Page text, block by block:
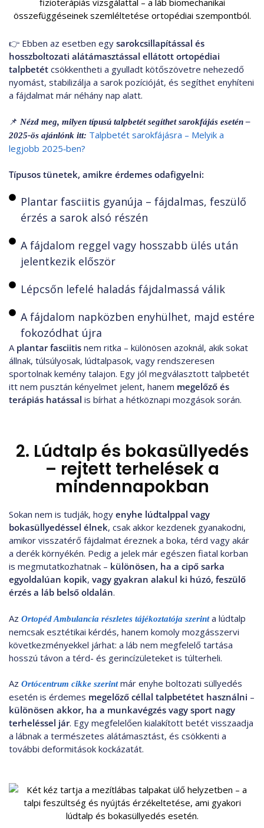
👉 Ebben az esetben egy sarokcsillapítással és
hosszboltozati alátámasztással ellátott ortopédiai
talpbetét csökkentheti a gyulladt kötőszövetre nehezedő
nyomást, stabilizálja a sarok pozícióját, és segíthet enyhíteni
a fájdalmat már néhány nap alatt.
📌 Nézd meg, milyen típusú talpbetét segíthet sarokfájás esetén –
2025-ös ajánlónk itt: Talpbetét sarokfájásra – Melyik a
legjobb 2025‑ben?
Típusos tünetek, amikre érdemes odafigyelni:
Plantar fasciitis gyanúja – fájdalmas, feszülő
érzés a sarok alsó részén
A fájdalom reggel vagy hosszabb ülés után
jelentkezik először
Lépcsőn lefelé haladás fájdalmassá válik
A fájdalom napközben enyhülhet, majd estére
fokozódhat újra
A plantar fasciitis nem ritka – különösen azoknál, akik sokat
állnak, túlsúlyosak, lúdtalpasok, vagy rendszeresen
sportolnak kemény talajon. Egy jól megválasztott talpbetét
itt nem pusztán kényelmet jelent, hanem megelőző és
terápiás hatással is bírhat a hétköznapi mozgások során.
2. Lúdtalp és bokasüllyedés
– rejtett terhelések a
mindennapokban
Sokan nem is tudják, hogy enyhe lúdtalppal vagy
bokasüllyedéssel élnek, csak akkor kezdenek gyanakodni,
amikor visszatérő fájdalmat éreznek a boka, térd vagy akár
a derék környékén. Pedig a jelek már egészen fiatal korban
is megmutatkozhatnak – különösen, ha a cipő sarka
egyoldalúan kopik, vagy gyakran alakul ki húzó, feszülő
érzés a láb belső oldalán.
Az Ortopéd Ambulancia részletes tájékoztatója szerinta lúdtalp
nemcsak esztétikai kérdés, hanem komoly mozgásszervi
következményekkel járhat: a láb nem megfelelő tartása
hosszú távon a térd- és gerincízületeket is túlterheli.
Az Ortócentrum cikke szerint már enyhe boltozati süllyedés
esetén is érdemes megelőző céllal talpbetétet használni –
különösen akkor, ha a munkavégzés vagy sport nagy
terheléssel jár. Egy megfelelően kialakított betét visszaadja
a lábnak a természetes alátámasztást, és csökkenti a
további deformitások kockázatát.